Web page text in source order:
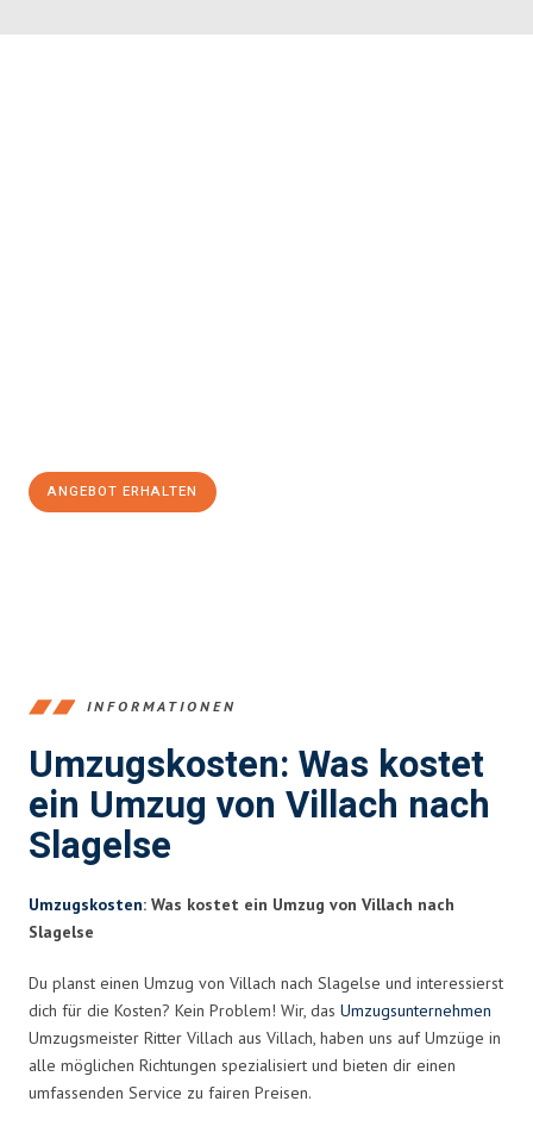
ANGEBOT ERHALTEN
INFORMATIONEN
Umzugskosten: Was kostet
ein Umzug von Villach nach
Slagelse
Umzugskosten: Was kostet ein Umzug von Villach nach
Slagelse
Du planst einen Umzug von Villach nach Slagelse und interessierst
dich für die Kosten? Kein Problem! Wir, das Umzugsunternehmen
Umzugsmeister Ritter Villach aus Villach, haben uns auf Umzüge in
alle möglichen Richtungen spezialisiert und bieten dir einen
umfassenden Service zu fairen Preisen.